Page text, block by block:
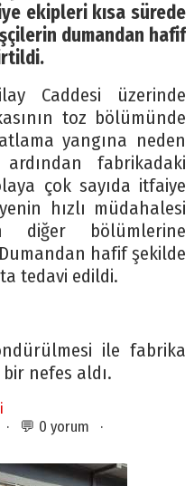
ekipleri kısa sürede
dumandan hafif
Caddesi üzerinde
toz bölümünde
yangına neden
fabrikadaki
çok sayıda itfaiye
hızlı müdahalesi
diğer bölümlerine
hafif şekilde
tedavi edildi.
ile fabrika
nefes aldı.
· 💬 0 yorum ·